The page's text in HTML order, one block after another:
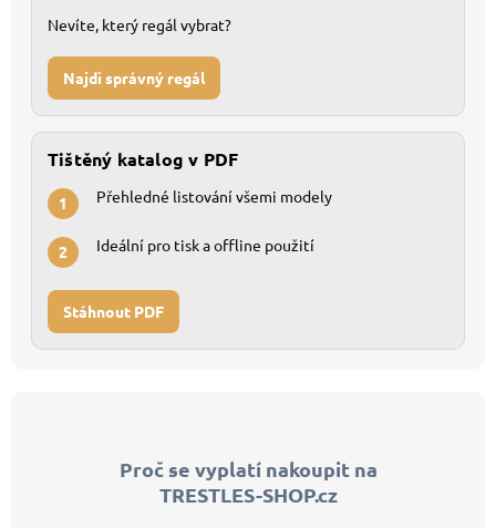
Nevíte, který regál vybrat?
Najdi správný regál
Tištěný katalog v PDF
1 Přehledné listování všemi modely
2 Ideální pro tisk a offline použití
Stáhnout PDF
Proč se vyplatí nakoupit na
TRESTLES-SHOP.cz